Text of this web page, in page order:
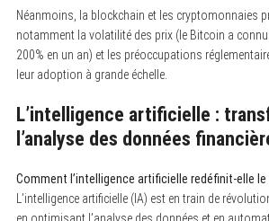
Néanmoins, la blockchain et les cryptomonnaies
notamment la volatilité des prix (le Bitcoin a
200% en un an) et les préoccupations
leur adoption à grande échelle.
L’intelligence artificielle :
l’analyse des données
Comment l’intelligence artificielle redéfinit-elle
L’intelligence artificielle (IA) est en train de
e
a
r
c
h